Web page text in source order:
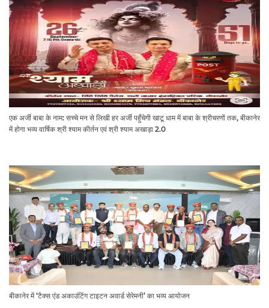
एक अर्जी बाबा के नाम: सच्चे मन से लिखी हर अर्जी पहुँचेगी खाटू धाम में बाबा के श्रीचरणों तक, बीकानेर
में होगा भव्य वार्षिक श्री श्याम कीर्तन एवं श्री श्याम अखाड़ा 2.0
बीकानेर में ‘टैक्स एंड अकाउंटिंग टाइटन अवार्ड सेरेमनी’ का भव्य आयोजन